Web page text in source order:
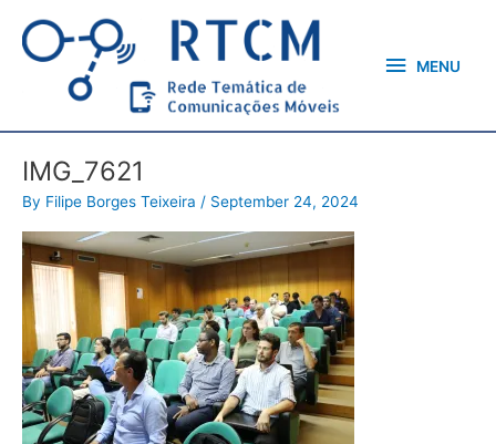
content
MENU
IMG_7621
By Filipe Borges Teixeira / September 24, 2024